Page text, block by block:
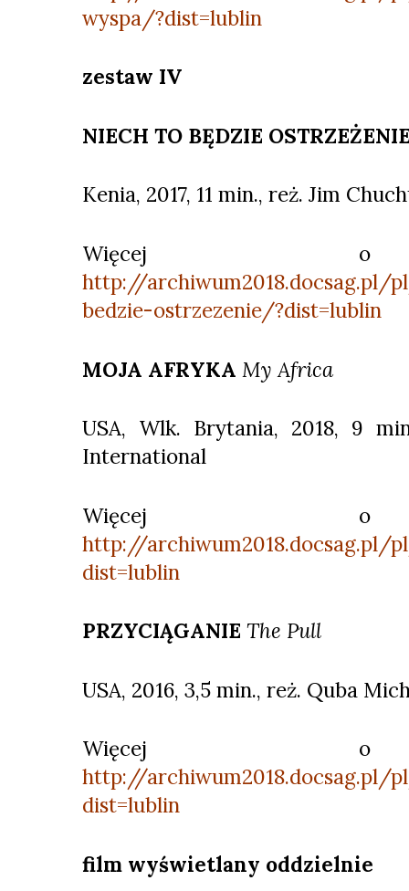
wyspa/?dist=lublin
zestaw IV
NIECH TO BĘDZIE
Kenia, 2017, 11 min., reż. Jim
Więcej
http://archiwum2018.docsag.pl/
bedzie-ostrzezenie/?dist=lublin
MOJA AFRYKA My Africa
USA, Wlk. Brytania, 2018, 9
International
Więcej
http://archiwum2018.docsag.pl/
dist=lublin
PRZYCIĄGANIE The Pull
USA, 2016, 3,5 min., reż. Quba
Więcej
http://archiwum2018.docsag.pl/
dist=lublin
film wyświetlany oddzielnie